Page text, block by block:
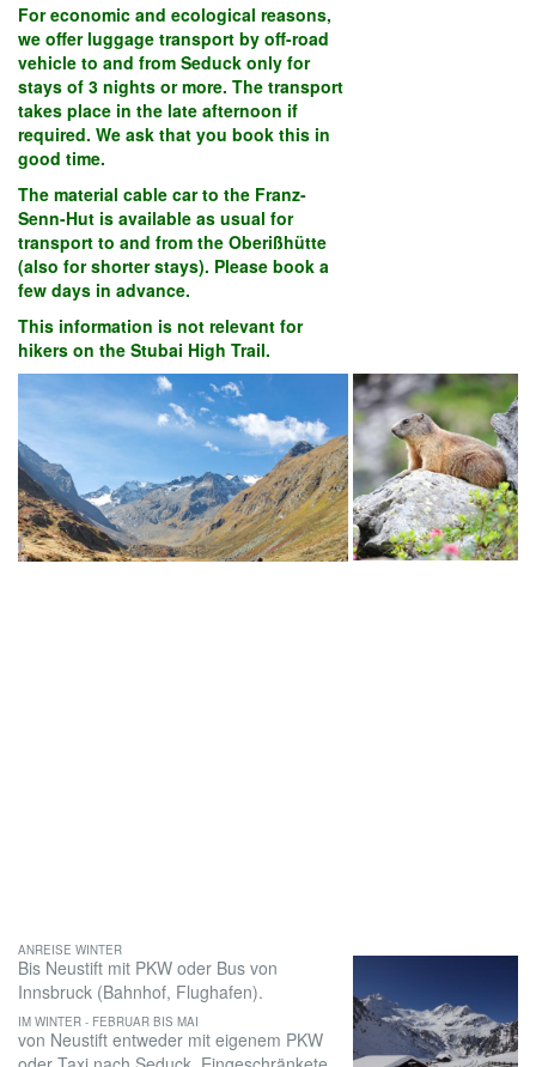
For economic and ecological reasons,
we offer luggage transport by off-road
vehicle to and from Seduck only for
stays of 3 nights or more. The transport
takes place in the late afternoon if
required. We ask that you book this in
good time.
The material cable car to the Franz-
Senn-Hut is available as usual for
transport to and from the Oberißhütte
(also for shorter stays). Please book a
few days in advance.
This information is not relevant for
hikers on the Stubai High Trail.
ANREISE WINTER
Bis Neustift mit PKW oder Bus von
Innsbruck (Bahnhof, Flughafen).
IM WINTER - FEBRUAR BIS MAI
von Neustift entweder mit eigenem PKW